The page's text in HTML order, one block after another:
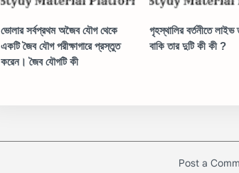
ভোলার সর্বপ্রথম অজৈব যৌগ থেকে
একটি জৈব যৌগ পরীক্ষাগারে প্রস্তুত
করেন। জৈব যৌগটি কী
গৃহস্থালির বর্তনীতে লাইভ
বাকি তার দুটি কী কী ?
Post a